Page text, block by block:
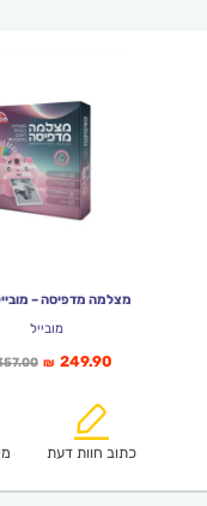
מצלמה מדפיסה –
מובייל
המחיר
₪ 249.90
כתוב חוות דעת